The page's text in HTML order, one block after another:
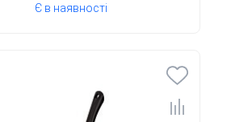
Є в наявності